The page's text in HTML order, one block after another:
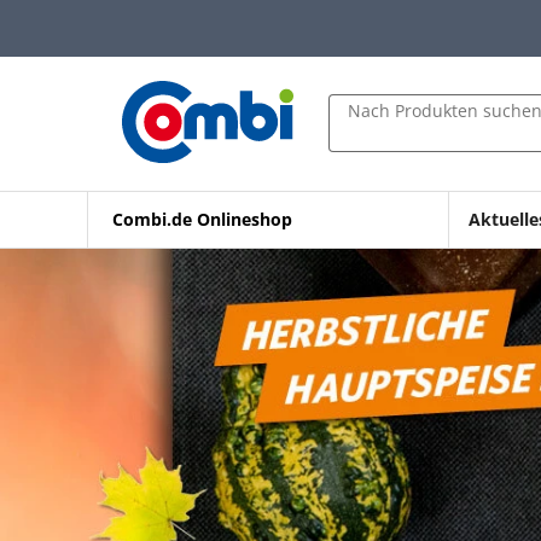
Zur Navigation springen
Zur Suche springen
Nach Produkten suchen
Combi.de Onlineshop